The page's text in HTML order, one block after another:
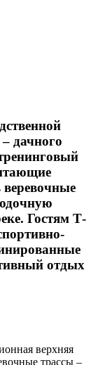
дачного
Гостям Т-
отдых
верхняя
трассы –